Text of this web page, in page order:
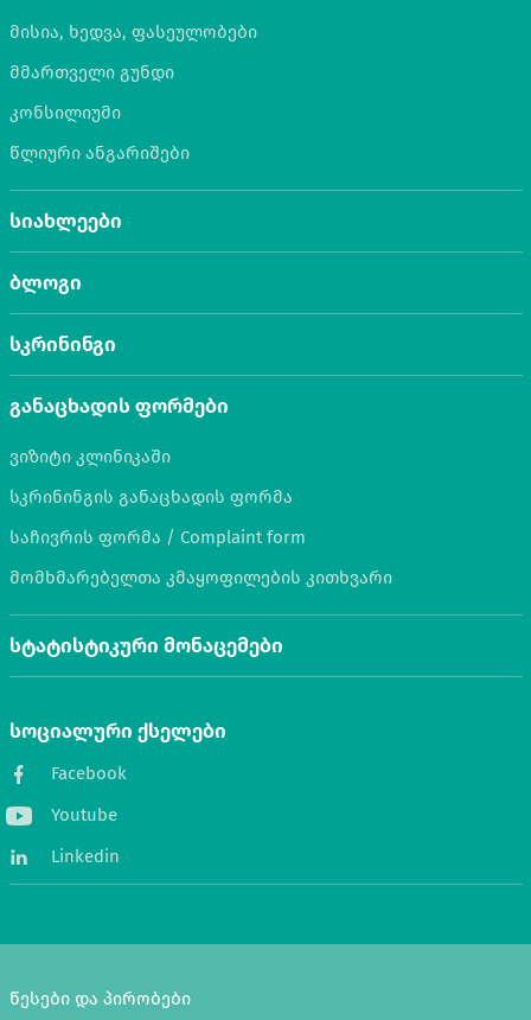
მისია, ხედვა, ფასეულობები
მმართველი გუნდი
კონსილიუმი
წლიური ანგარიშები
სიახლეები
ბლოგი
სკრინინგი
განაცხადის ფორმები
ვიზიტი კლინიკაში
სკრინინგის განაცხადის ფორმა
საჩივრის ფორმა / Complaint form
მომხმარებელთა კმაყოფილების კითხვარი
სტატისტიკური მონაცემები
სოციალური ქსელები
Facebook
Youtube
Linkedin
წესები და პირობები